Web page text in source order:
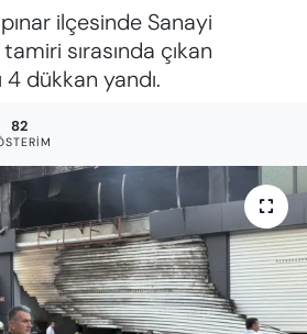
ilçesinde Sanayi
sırasında çıkan
4 dükkan yandı.
82
EMEK
Durumu ve Fikstür